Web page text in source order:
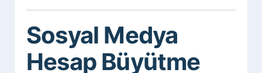
Sosyal Medya
Hesap Büyütme